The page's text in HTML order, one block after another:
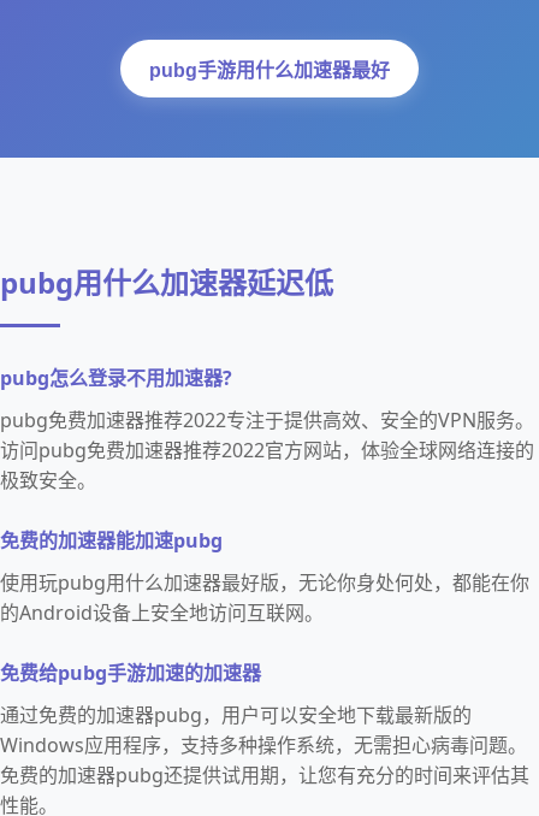
pubg手游用什么加速器最好
pubg用什么加速器延迟低
pubg怎么登录不用加速器?
pubg免费加速器推荐2022专注于提供高效、安全的VPN服务。
访问pubg免费加速器推荐2022官方网站，体验全球网络连接的
极致安全。
免费的加速器能加速pubg
使用玩pubg用什么加速器最好版，无论你身处何处，都能在你
的Android设备上安全地访问互联网。
免费给pubg手游加速的加速器
通过免费的加速器pubg，用户可以安全地下载最新版的
Windows应用程序，支持多种操作系统，无需担心病毒问题。
免费的加速器pubg还提供试用期，让您有充分的时间来评估其
性能。